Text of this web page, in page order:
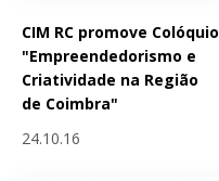
CIM RC promove Colóquio
"Empreendedorismo e
Criatividade na Região
de Coimbra"
24.10.16